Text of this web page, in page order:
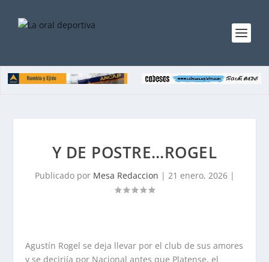
Y DE POSTRE…ROGEL
Publicado por Mesa Redaccion | 21 enero, 2026|
Agustín Rogel se deja llevar por el club de sus amores
y se deciriía por Nacional antes que Platense, el